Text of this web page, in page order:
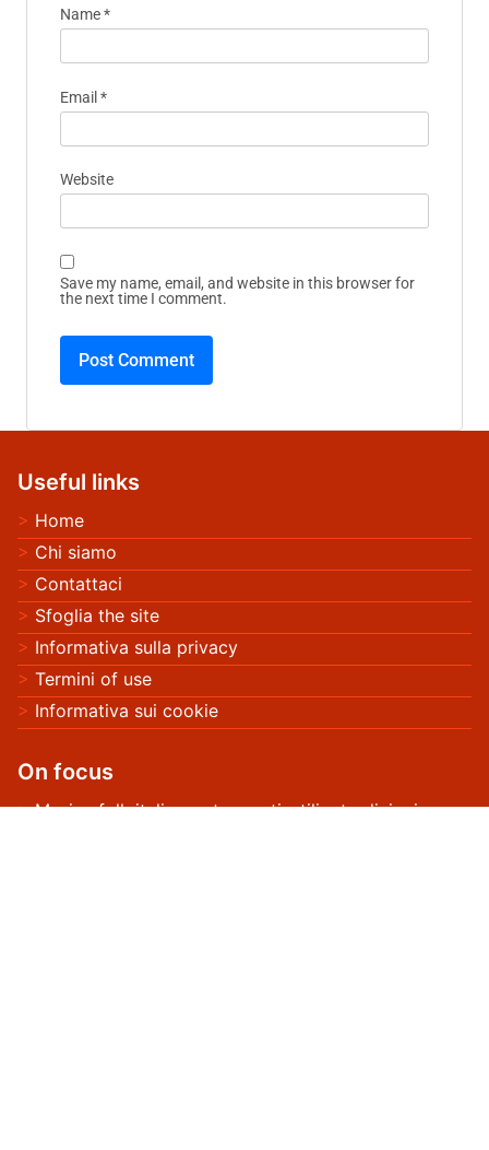
Name*
Email *
Website
Save my name, email, and website in this browser for
the next time I comment.
Useful links
Home
Chi siamo
Contattaci
Sfoglia the site
Informativa sulla privacy
Termini of use
Informativa sui cookie
On focus
Musica folk italiana: strumenti, stili e tradizioni